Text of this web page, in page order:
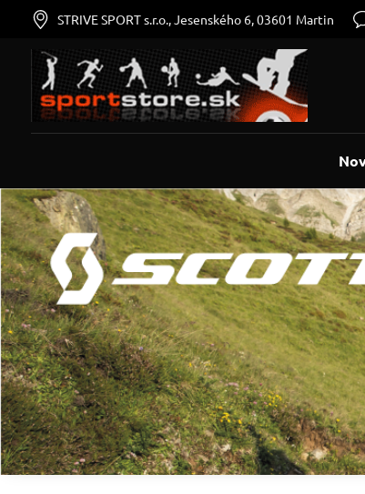
STRIVE SPORT s.r.o., Jesenského 6, 03601 Martin